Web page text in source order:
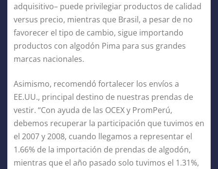
adquisitivo– puede privilegiar productos de calidad
versus precio, mientras que Brasil, a pesar de no
favorecer el tipo de cambio, sigue importando
productos con algodón Pima para sus grandes
marcas nacionales.
Asimismo, recomendó fortalecer los envíos a
EE.UU., principal destino de nuestras prendas de
vestir. “Con ayuda de las OCEX y PromPerú,
debemos recuperar la participación que tuvimos en
el 2007 y 2008, cuando llegamos a representar el
1.66% de la importación de prendas de algodón,
mientras que el año pasado solo tuvimos el 1.31%,